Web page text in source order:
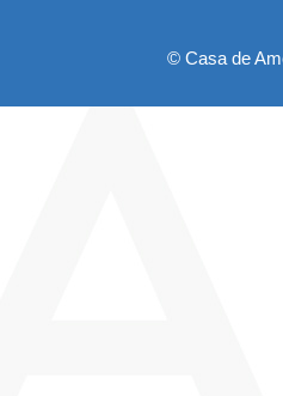
© Casa de